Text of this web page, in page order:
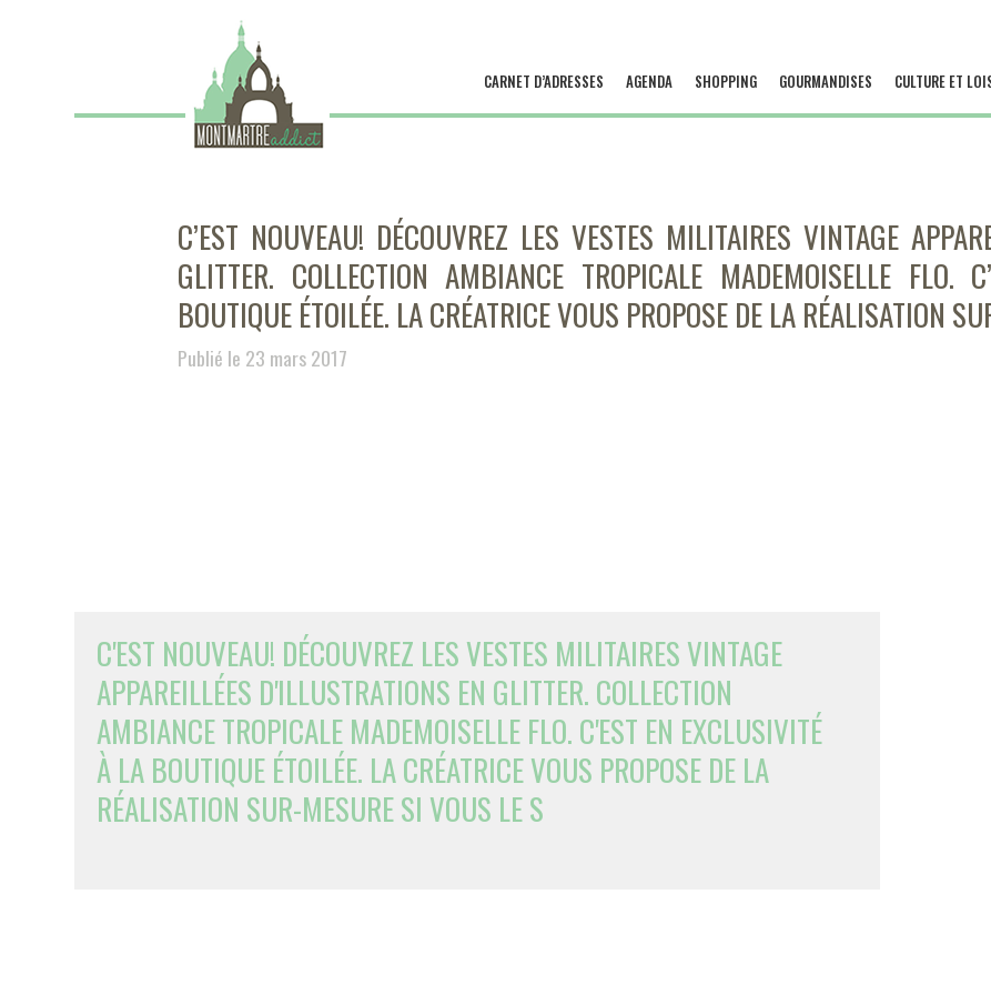
CARNET D’ADRESSES AGENDA SHOPPING GOURMANDISES CULTURE ET
C’EST NOUVEAU! DÉCOUVREZ LES VESTES MILITAIRES VINTAGE
GLITTER. COLLECTION AMBIANCE TROPICALE MADEMOISELLE FLO.
BOUTIQUE ÉTOILÉE. LA CRÉATRICE VOUS PROPOSE DE LA RÉALISATION
Publié le 23 mars 2017
C'EST NOUVEAU! DÉCOUVREZ LES VESTES MILITAIRES VINTAGE
APPAREILLÉES D'ILLUSTRATIONS EN GLITTER. COLLECTION
AMBIANCE TROPICALE MADEMOISELLE FLO. C'EST EN EXCLUSIVITÉ
À LA BOUTIQUE ÉTOILÉE. LA CRÉATRICE VOUS PROPOSE DE LA
RÉALISATION SUR-MESURE SI VOUS LE S